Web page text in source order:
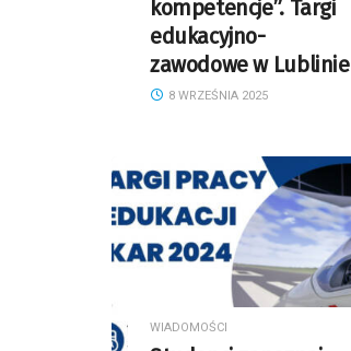
kompetencje”. Targi
edukacyjno-
zawodowe w Lublinie
8 WRZEŚNIA 2025
WIADOMOŚCI